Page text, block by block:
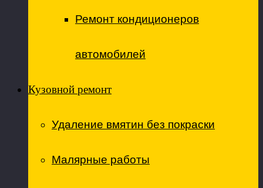
Ремонт кондиционеров
автомобилей
Кузовной ремонт
Удаление вмятин без покраски
Малярные работы